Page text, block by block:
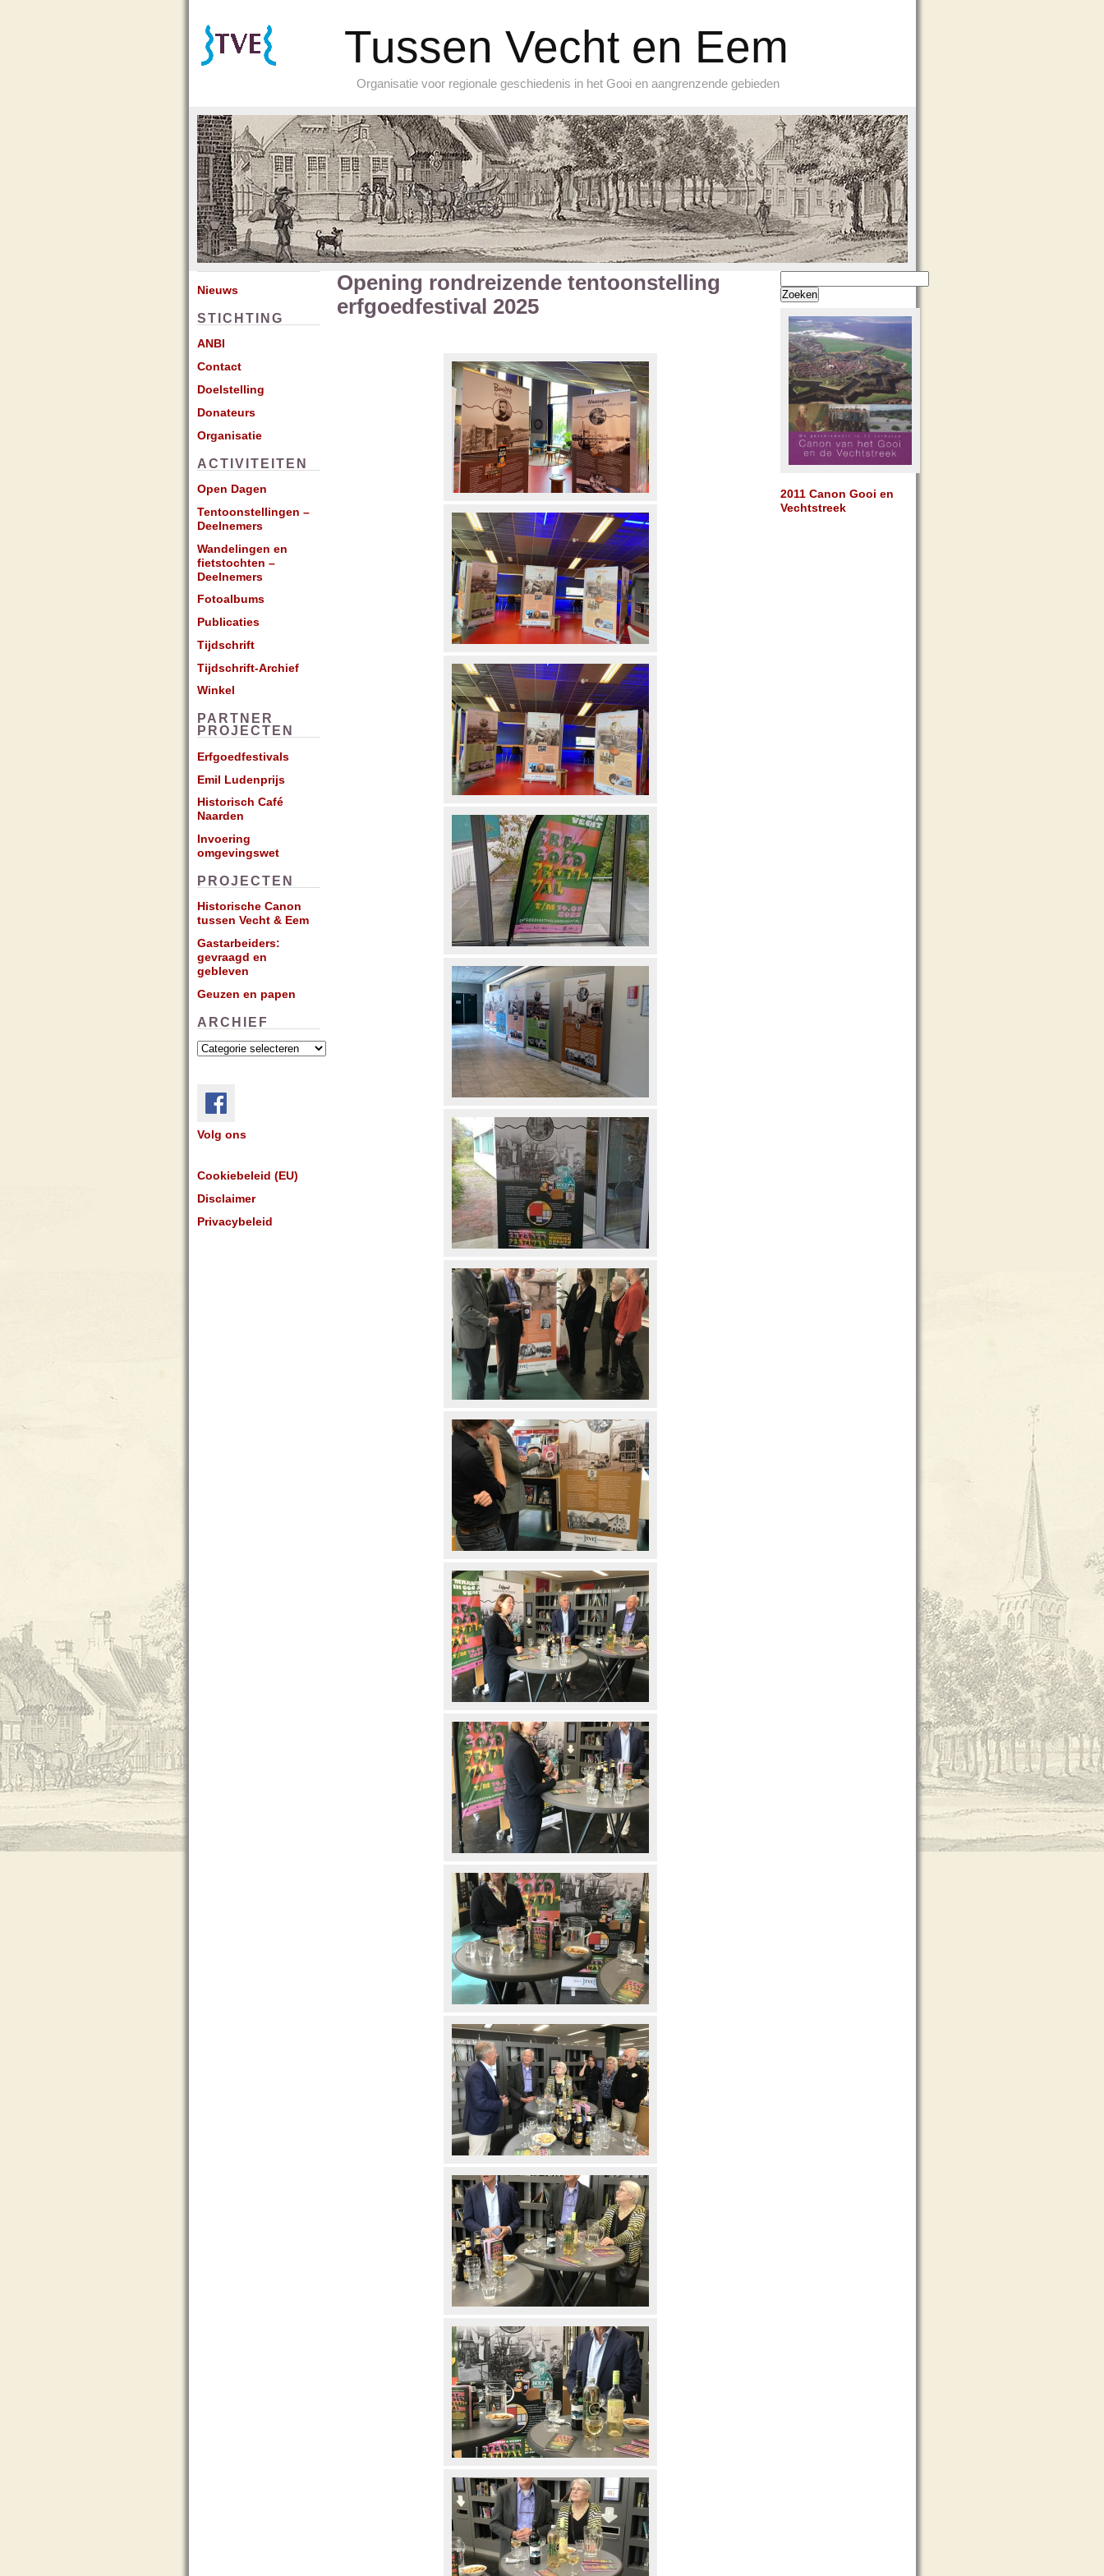
Tussen Vecht en Eem
Organisatie voor regionale geschiedenis in het Gooi en aangrenzende gebieden
Opening rondreizende tentoonstelling
erfgoedfestival 2025
Nieuws
STICHTING
ANBI
Contact
Doelstelling
Donateurs
Organisatie
ACTIVITEITEN
Open Dagen
Tentoonstellingen –
Deelnemers
Wandelingen en
fietstochten –
Deelnemers
Fotoalbums
Publicaties
Tijdschrift
Tijdschrift-Archief
Winkel
PARTNER
PROJECTEN
Erfgoedfestivals
Emil Ludenprijs
Historisch Café
Naarden
Invoering
omgevingswet
PROJECTEN
Historische Canon
tussen Vecht & Eem
Gastarbeiders:
gevraagd en
gebleven
Geuzen en papen
ARCHIEF
Archief
Volg ons
Cookiebeleid (EU)
Disclaimer
Privacybeleid
naar:
2011 Canon Gooi en
Vechtstreek